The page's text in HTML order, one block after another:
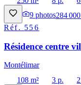
9 photos284
Réf. 556
Résidence centre
Montélimar
108 m²
3 p.